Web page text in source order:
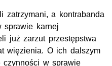
zatrzymani, a kontrabanda
sprawie karnej
już zarzut przestępstwa
więzienia. O ich dalszym
czynności w sprawie